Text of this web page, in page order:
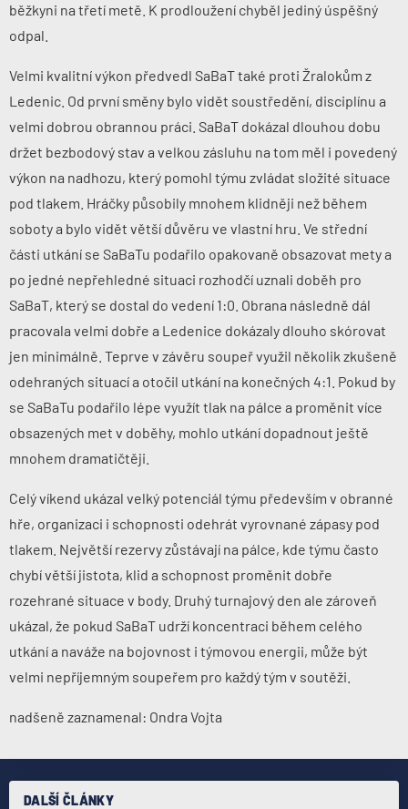
DALŠÍ ČLÁNKY
běžkyni na třetí metě. K prodloužení chyběl jediný úspěšný
odpal.
Velmi kvalitní výkon předvedl SaBaT také proti Žralokům z
Ledenic. Od první směny bylo vidět soustředění, disciplínu a
velmi dobrou obrannou práci. SaBaT dokázal dlouhou dobu
držet bezbodový stav a velkou zásluhu na tom měl i povedený
výkon na nadhozu, který pomohl týmu zvládat složité situace
pod tlakem. Hráčky působily mnohem klidněji než během
soboty a bylo vidět větší důvěru ve vlastní hru. Ve střední
části utkání se SaBaTu podařilo opakovaně obsazovat mety a
po jedné nepřehledné situaci rozhodčí uznali doběh pro
SaBaT, který se dostal do vedení 1:0. Obrana následně dál
pracovala velmi dobře a Ledenice dokázaly dlouho skórovat
jen minimálně. Teprve v závěru soupeř využil několik zkušeně
odehraných situací a otočil utkání na konečných 4:1. Pokud by
se SaBaTu podařilo lépe využít tlak na pálce a proměnit více
obsazených met v doběhy, mohlo utkání dopadnout ještě
mnohem dramatičtěji.
Celý víkend ukázal velký potenciál týmu především v obranné
hře, organizaci i schopnosti odehrát vyrovnané zápasy pod
tlakem. Největší rezervy zůstávají na pálce, kde týmu často
chybí větší jistota, klid a schopnost proměnit dobře
rozehrané situace v body. Druhý turnajový den ale zároveň
ukázal, že pokud SaBaT udrží koncentraci během celého
utkání a naváže na bojovnost i týmovou energii, může být
velmi nepříjemným soupeřem pro každý tým v soutěži.
nadšeně zaznamenal: Ondra Vojta